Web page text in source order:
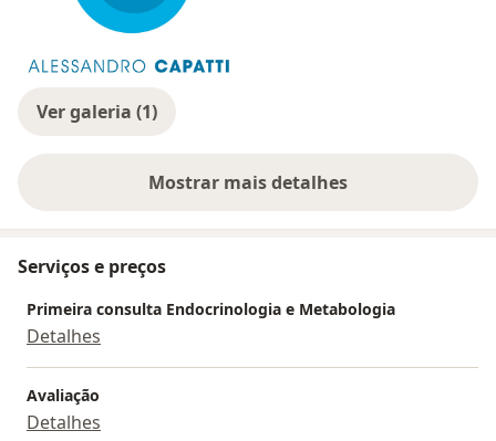
Ver galeria (1)
Mostrar mais detalhes
sobre a experiência
Serviços e preços
Primeira consulta Endocrinologia e Metabologia
Detalhes
Avaliação
Detalhes